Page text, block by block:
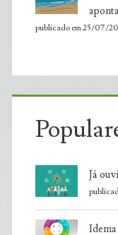
publicado em 25/07/
Já